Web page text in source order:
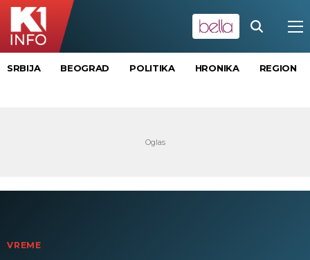
SRBIJA BEOGRAD POLITIKA HRONIKA REGION
VREME